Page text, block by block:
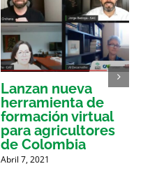
Lanzan nueva
herramienta de
formación virtual
para agricultores
de Colombia
Abril 7, 2021